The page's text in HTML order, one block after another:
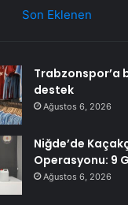
Son Eklenen
Trabzonspor’a
destek
Ağustos 6, 2026
Niğde’de
Operasyonu: 9
Ağustos 6, 2026